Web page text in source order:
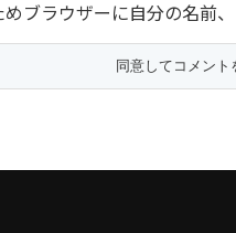
ブラウザーに自分の名前